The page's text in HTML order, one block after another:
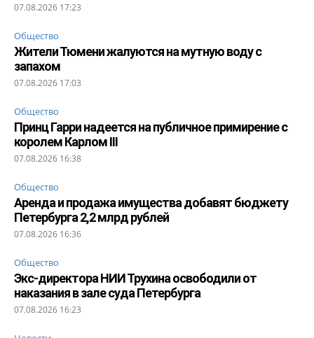
07.08.2026 17:23
Общество
Жители Тюмени жалуются на мутную воду с
запахом
07.08.2026 17:03
Общество
Принц Гарри надеется на публичное примирение с
королем Карлом III
07.08.2026 16:38
Общество
Аренда и продажа имущества добавят бюджету
Петербурга 2,2 млрд рублей
07.08.2026 16:36
Общество
Экс-директора НИИ Трухина освободили от
наказания в зале суда Петербурга
07.08.2026 16:23